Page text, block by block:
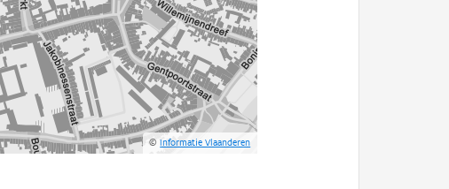
©Informatie Vlaanderen